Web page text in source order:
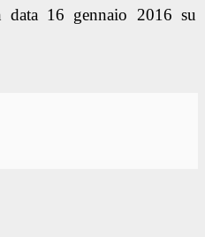
data 16 gennaio 2016 su